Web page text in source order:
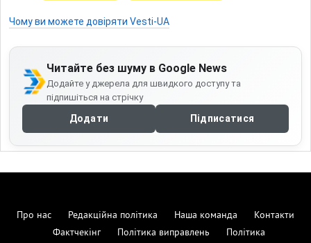
Чому ви можете довіряти Vesti-UA
Читайте без шуму в Google News
Додайте у джерела для швидкого доступу та
підпишіться на стрічку
Додати Підписатися
Про нас Редакційна політика Наша команда
Контакти
Фактчекінг
Політика виправлень
Політика